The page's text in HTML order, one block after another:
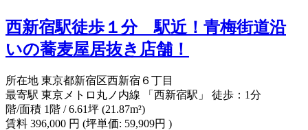
西新宿駅徒歩１分 駅近！青梅街道沿
いの蕎麦屋居抜き店舗！
所在地 東京都新宿区西新宿６丁目
最寄駅 東京メトロ丸ノ内線 「西新宿駅」 徒歩：1分
階/面積 1階 / 6.61坪 (21.87m²)
賃料 396,000 円 (坪単価: 59,909円 )